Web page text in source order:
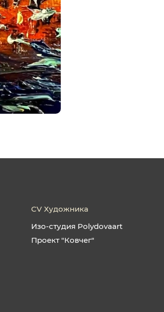
CV Художника
Изо-студия Polydovaart
Проект "Ковчег"